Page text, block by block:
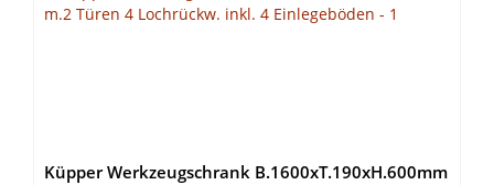
Küpper Werkzeugschrank B.1600xT.190xH.600mm